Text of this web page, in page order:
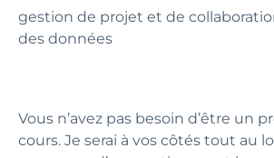
gestion de projet et de
des données
Vous n’avez pas besoin d’être un
cours. Je serai à vos côtés tout au